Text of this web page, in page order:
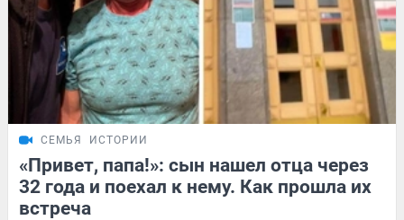
СЕМЬЯ ИСТОРИИ
«Привет, папа!»: сын нашел отца через
32 года и поехал к нему. Как прошла их
встреча